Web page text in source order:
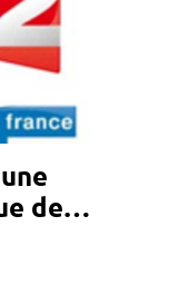
de